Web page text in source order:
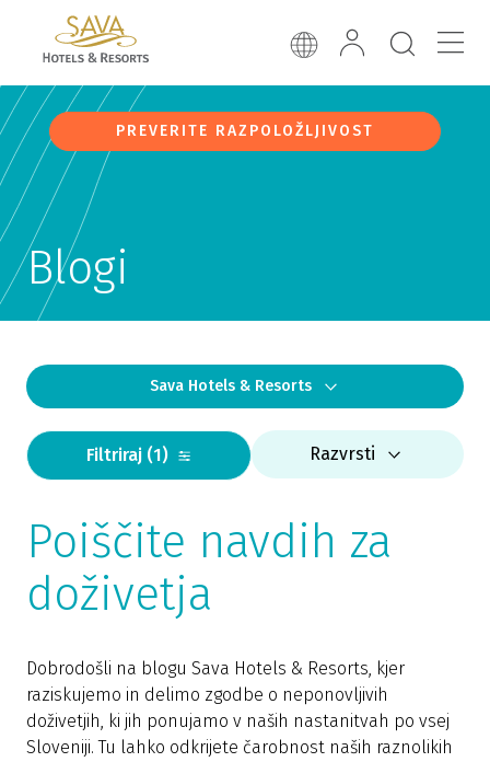
PREVERITE RAZPOLOŽLJIVOST
Blogi
Sava Hotels & Resorts
Filtriraj (1) Razvrsti
Poiščite navdih za
doživetja
Dobrodošli na blogu Sava Hotels & Resorts, kjer
raziskujemo in delimo zgodbe o neponovljivih
doživetjih, ki jih ponujamo v naših nastanitvah po vsej
Sloveniji. Tu lahko odkrijete čarobnost naših raznolikih